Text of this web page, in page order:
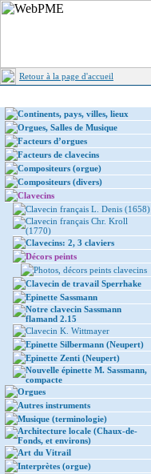
Retour à la page d'accueil
Continents, pays, villes, lieux
Orgues, Salles de Musique
Facteurs d’orgues
Facteurs de clavecins
Compositeurs (orgue)
Compositeurs (divers)
Clavecins
Clavecin français L. Denis (1658)
Clavecin français Chr. Kroll
(1770)
Clavecins: 2, 3 claviers
Décors peints
Photos, décors peints clavecins
Clavecin de travail Sperrhake
Epinette Sassmann
Notre clavecin Sassmann
flamand 2.15
Clavecin K. Wittmayer
Epinette Silbermann (Neupert)
Epinette Zenti (Neupert)
Nouvelle épinette M. Sassmann,
compacte
Orgues
Autres instruments
Musique (terminologie)
Architecture locale (Chaux-de-
Fonds, et environs)
Art du Vitrail
Interprètes (orgue)